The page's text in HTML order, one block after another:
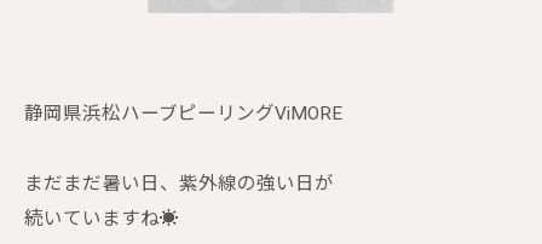
静岡県浜松ハーブピーリングViMORE
まだまだ暑い日、紫外線の強い日が
続いていますね☀︎